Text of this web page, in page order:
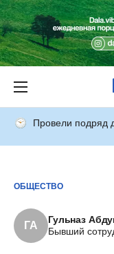
Провели подряд
ОБЩЕСТВО
ГА
Гульназ
Бывший